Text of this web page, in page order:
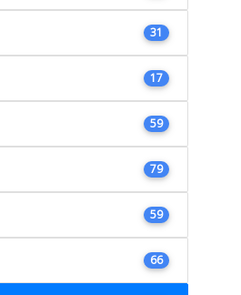
31
17
59
79
59
66